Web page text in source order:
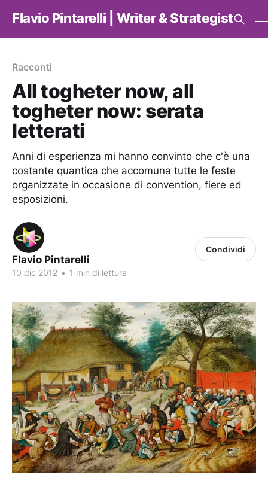
Flavio Pintarelli | Writer & Strategist
Racconti
All togheter now, all
togheter now: serata
letterati
Anni di esperienza mi hanno convinto che c'è una
costante quantica che accomuna tutte le feste
organizzate in occasione di convention, fiere ed
esposizioni.
Flavio Pintarelli
10 dic 2012 • 1 min di lettura
Condividi